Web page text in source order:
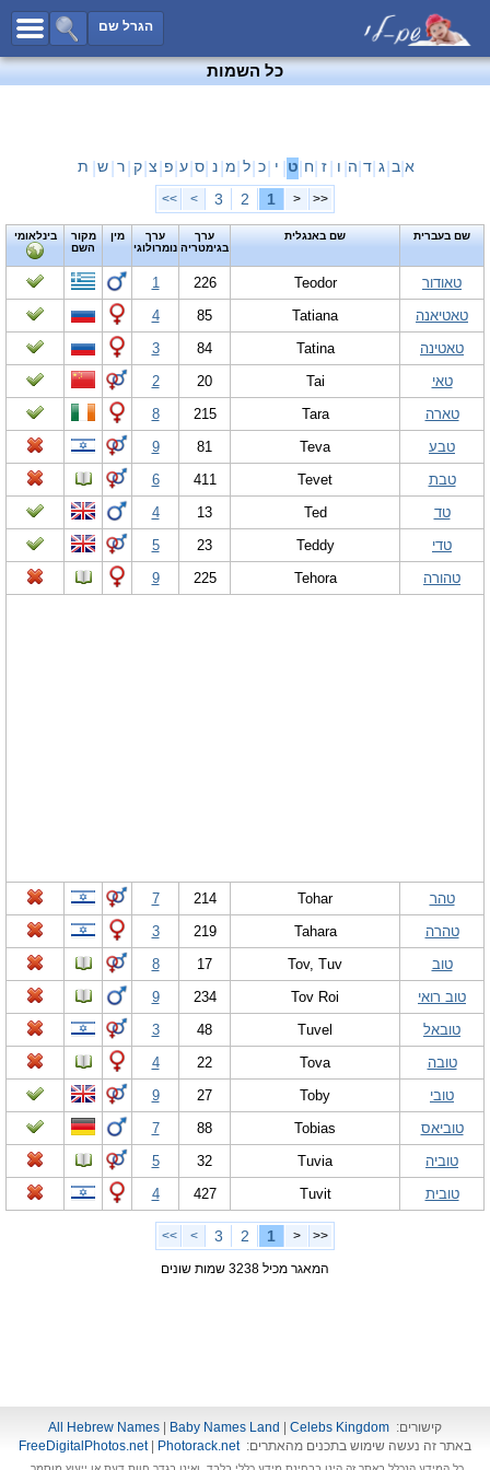
הגרל שם
כל השמות
שמות לבנים
שמות משותפים
שמות נדירים
קטגוריות
מפורסמיםחדש!
נומרולוגיה
הוסף שם
צור קשר
פייסבוק
כל השמות
א ב ג ד ה ו ז ח ט י כ ל מ נ ס ע פ צ ק ר ש ת
<<
<
1
2
3
>
>>
שם בעברית שם באנגלית
ערך
בגימטריה
ערך
נומרולוגי
מין
מקור
השם
בינלאומי
טאודור Teodor
226
1
טאטיאנה
Tatiana
85
4
טאטינה
Tatina
84
3
טאי
Tai
20
2
טארה
Tara
215
8
טבע
Teva
81
9
טבת
Tevet
411
6
טד
Ted
13
4
טדי
Teddy
23
5
טהורה
Tehora
225
9
טהר Tohar
214
7
טהרה
Tahara
219
3
טוב
Tov, Tuv
17
8
טוב רואי
Tov Roi
234
9
טובאל
Tuvel
48
3
טובה
Tova
22
4
טובי
Toby
27
9
טוביאס
Tobias
88
7
טוביה
Tuvia
32
5
טובית
Tuvit
427
4
<<
<
1
2
3
>
>>
המאגר מכיל 3238 שמות שונים
קישורים: All Hebrew Names Baby Names Land
Celebs Kingdom
באתר זה נעשה שימוש בתכנים מהאתרים:
FreeDigitalPhotos.net| Photorack.net